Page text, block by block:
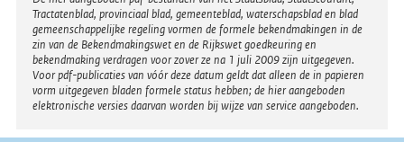
Tractatenblad, provinciaal blad, gemeenteblad, waterschapsblad en blad
gemeenschappelijke regeling vormen de formele bekendmakingen in de
zin van de Bekendmakingswet en de Rijkswet goedkeuring en
bekendmaking verdragen voor zover ze na 1 juli 2009 zijn uitgegeven.
Voor pdf-publicaties van vóór deze datum geldt dat alleen de in papieren
vorm uitgegeven bladen formele status hebben; de hier aangeboden
elektronische versies daarvan worden bij wijze van service aangeboden.